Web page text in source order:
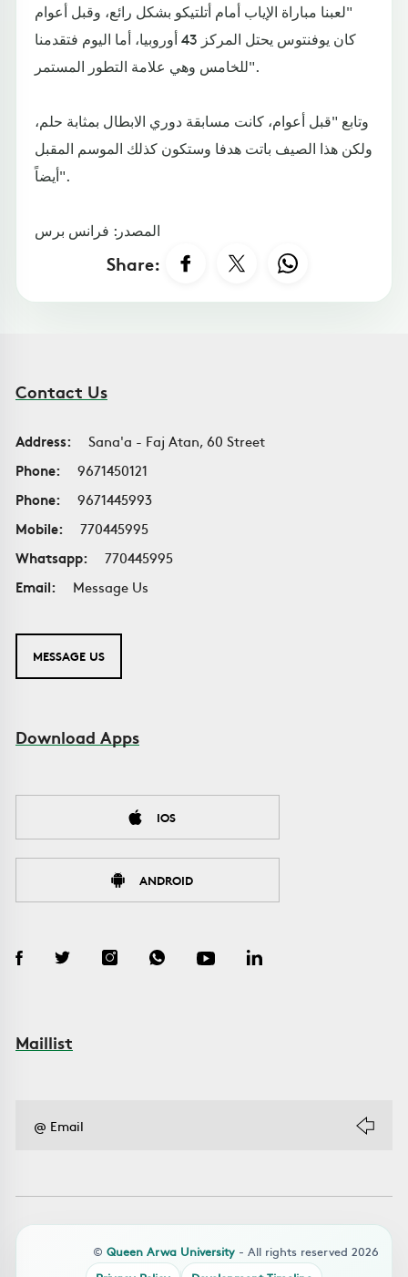
"لعبنا مباراة الإياب أمام أتلتيكو بشكل رائع، وقبل أعوام
كان يوفنتوس يحتل المركز 43 أوروبيا، أما اليوم فتقدمنا
للخامس وهي علامة التطور المستمر".
وتابع "قبل أعوام، كانت مسابقة دوري الابطال بمثابة حلم،
ولكن هذا الصيف باتت هدفا وستكون كذلك الموسم المقبل
أيضاً".
المصدر: فرانس برس
Share:
Contact Us
Address:
Sana'a - Faj Atan, 60 Street
Phone:
9671450121
Phone:
9671445993
Mobile:
770445995
Whatsapp:
770445995
Email:
Message Us
MESSAGE US
Download Apps
IOS
ANDROID
Maillist
© Queen Arwa University - All rights reserved 2026